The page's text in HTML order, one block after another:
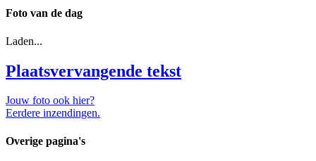
Foto van de dag
Laden...
Plaatsvervangende tekst
Jouw foto ook hier?
Eerdere inzendingen.
Overige pagina's